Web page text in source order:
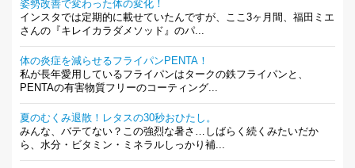
姿勢改善で変わった体の変化！
インスタでは定期的に載せていたんですが、ここ3ヶ月間、福田ミエ
さんの『キレイカラダメソッド』のパ...
体の炎症を減らせるフライパンPENTA！
私が長年愛用しているフライパンはタークの鉄フライパンと、
PENTAの有害物質フリーのコーティング...
夏のむくみ退散！レタスの30秒おひたし。
みんな、バテてない？この強烈な暑さ…しばらく続くみたいだか
ら、水分・ビタミン・ミネラルしっかり補...